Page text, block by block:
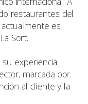
restaurantes del
es
Sort.
experiencia
marcada por
al cliente y la